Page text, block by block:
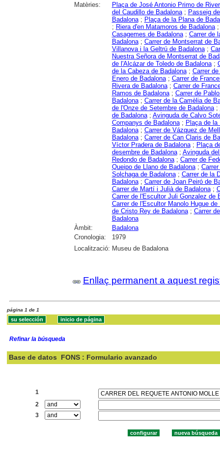
Matèries:
Plaça de José Antonio Primo de
del Caudillo de Badalona; Passeig
Badalona; Plaça de la Plana de
; Riera d'en Matamoros de Badalona
Casagemes de Badalona; Carrer de
Badalona; Carrer de Montserrat de
Villanova i la Geltrú de Badalona;
Nuestra Señora de Montserrat de
de l'Alcázar de Toledo de Badalona;
de la Cabeza de Badalona; Carrer
Enero de Badalona; Carrer de
Rivera de Badalona; Carrer de
Ramos de Badalona; Carrer de
Badalona; Carrer de la Camèlia de
de l'Onze de Setembre de Badalona;
de Badalona; Avinguda de Calvo
Companys de Badalona; Plaça de la
Badalona; Carrer de Vázquez de
Badalona; Carrer de Can Claris de
Víctor Pradera de Badalona; Plaça
desembre de Badalona; Avinguda
Redondo de Badalona; Carrer de
Queipo de Llano de Badalona;
Solchaga de Badalona; Carrer de la
Badalona; Carrer de Joan Peiró de
Carrer de Martí i Julià de Badalona;
Carrer de l'Escultor Juli Gonzalez de
Carrer de l'Escultor Manolo Hugue de
de Cristo Rey de Badalona; Carrer
Badalona
Àmbit:
Badalona
Cronologia:
1979
Localització: Museu de Badalona
Enllaç permanent a aquest
página 1 de 1
Refinar la búsqueda
Base de datos FONS : Formulario avanzado
1
2
3